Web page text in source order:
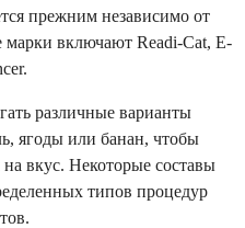
прежним независимо от
включают Readi-Cat, E-
различные варианты
ягоды или банан, чтобы
вкус. Некоторые составы
типов процедур